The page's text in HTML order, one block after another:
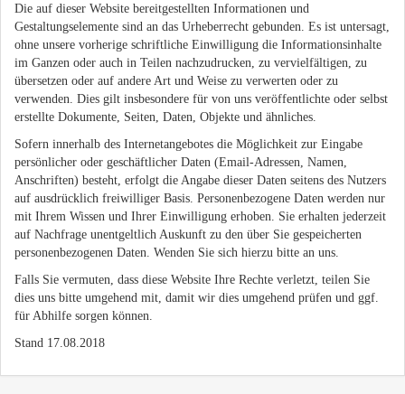
Die auf dieser Website bereitgestellten Informationen und
Gestaltungselemente sind an das Urheberrecht gebunden. Es ist untersagt,
ohne unsere vorherige schriftliche Einwilligung die Informationsinhalte
im Ganzen oder auch in Teilen nachzudrucken, zu vervielfältigen, zu
übersetzen oder auf andere Art und Weise zu verwerten oder zu
verwenden. Dies gilt insbesondere für von uns veröffentlichte oder selbst
erstellte Dokumente, Seiten, Daten, Objekte und ähnliches.
Sofern innerhalb des Internetangebotes die Möglichkeit zur Eingabe
persönlicher oder geschäftlicher Daten (Email-Adressen, Namen,
Anschriften) besteht, erfolgt die Angabe dieser Daten seitens des Nutzers
auf ausdrücklich freiwilliger Basis. Personenbezogene Daten werden nur
mit Ihrem Wissen und Ihrer Einwilligung erhoben. Sie erhalten jederzeit
auf Nachfrage unentgeltlich Auskunft zu den über Sie gespeicherten
personenbezogenen Daten. Wenden Sie sich hierzu bitte an uns.
Falls Sie vermuten, dass diese Website Ihre Rechte verletzt, teilen Sie
dies uns bitte umgehend mit, damit wir dies umgehend prüfen und ggf.
für Abhilfe sorgen können.
Stand 17.08.2018